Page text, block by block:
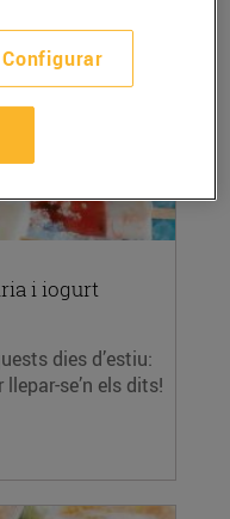
i iogurt
dies d’estiu:
se’n els dits!
Configurar